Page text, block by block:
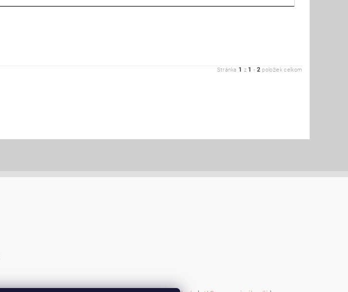
Stránka 1 z 1 - 2 položiek celkom